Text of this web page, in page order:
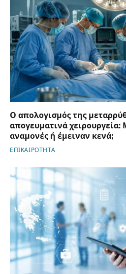
Ο απολογισμός της
απογευματινά
αναμονές ή έμειναν κενά;
ΕΠΙΚΑΙΡΟΤΗΤΑ